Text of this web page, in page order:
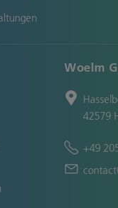
Woelm
42579
+49